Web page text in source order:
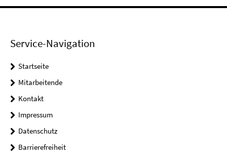
Service-Navigation
Startseite
Mitarbeitende
Kontakt
Impressum
Datenschutz
Barrierefreiheit